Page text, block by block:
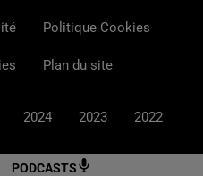
PODCASTS
Politique Cookies
Plan du site
2024 2023 2022